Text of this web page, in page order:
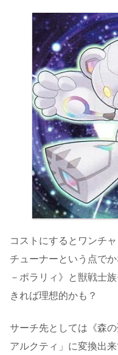
コストにするとワンチ
チューナーという点で
－ポラリィ》と獣戦士
きれば理想的かも？
サーチ先としては《森
アルクティ」に変換出